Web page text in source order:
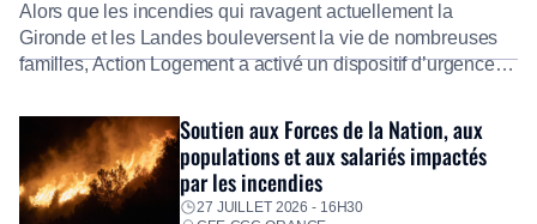
Alors que les incendies qui ravagent actuellement la
Gironde et les Landes bouleversent la vie de nombreuses
familles, Action Logement a activé un dispositif d’urgence
Fidèle à sa mission d’utilité sociale, le Groupe mobilise
immédiatement ses équipes afin de proposer un diagnostic
personnalisé, des aides financières pour faire face aux
premières dépenses, […]
Soutien aux Forces de la Nation, aux
populations et aux salariés impactés
par les incendies
27 JUILLET 2026 - 16H30